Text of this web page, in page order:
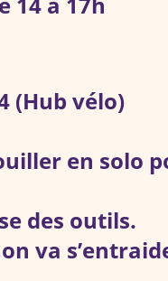
S’informer
(Hub vélo)
en solo
des outils.
va